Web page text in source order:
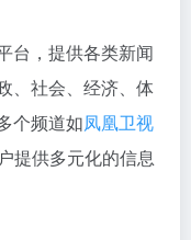
台，提供各类新闻
、社会、经济、体
个频道如凤凰卫视
提供多元化的信息